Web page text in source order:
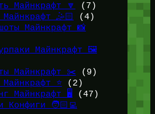
Майнкрафт 🔽
(7)
🤹🏻
(4)
Майнкрафт 📸
Майнкрафт 🖼️
Майнкрафт ✂️ (9)
⭐(2)
Майнкрафт 🖥️ (47)
Конфиги 🧑🏻‍💻